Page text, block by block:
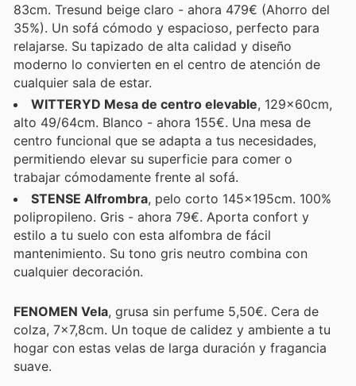
83cm. Tresund beige claro - ahora 479€ (Ahorro del
35%). Un sofá cómodo y espacioso, perfecto para
relajarse. Su tapizado de alta calidad y diseño
moderno lo convierten en el centro de atención de
cualquier sala de estar.
WITTERYD Mesa de centro elevable, 129x60cm,
alto 49/64cm. Blanco - ahora 155€. Una mesa de
centro funcional que se adapta a tus necesidades,
permitiendo elevar su superficie para comer o
trabajar cómodamente frente al sofá.
STENSE Alfrombra, pelo corto 145x195cm. 100%
polipropileno. Gris - ahora 79€. Aporta confort y
estilo a tu suelo con esta alfombra de fácil
mantenimiento. Su tono gris neutro combina con
cualquier decoración.
FENOMEN Vela, grusa sin perfume 5,50€. Cera de
colza, 7x7,8cm. Un toque de calidez y ambiente a tu
hogar con estas velas de larga duración y fragancia
suave.